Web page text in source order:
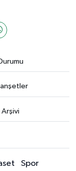
Arşivi
Spor